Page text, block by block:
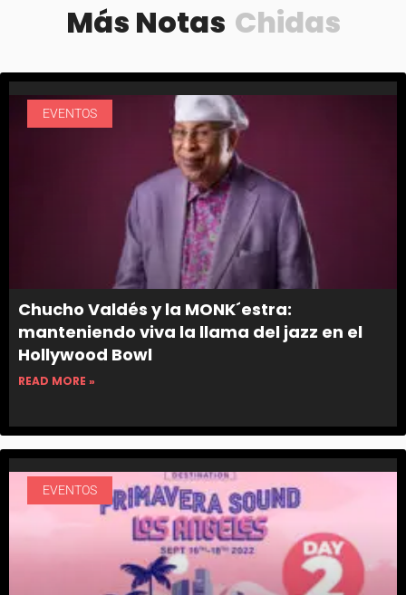
Más Notas Chidas
EVENTOS
Chucho Valdés y la MONK´estra:
manteniendo viva la llama del jazz en el
Hollywood Bowl
READ MORE »
EVENTOS